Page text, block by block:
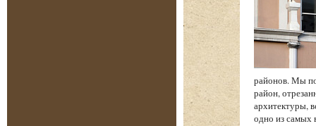
районов. Мы
район,
архитектуры,
одно из самых